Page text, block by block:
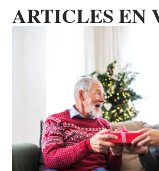
ARTICLES EN